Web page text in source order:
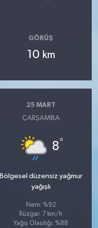
GÖRÜŞ
10 km
25 MART
ÇARŞAMBA
8°
Bölgesel düzensiz yağmur
yağışlı
Nem: %92
Rüzgar: 7 km/h
Yağış Olasılığı: %88